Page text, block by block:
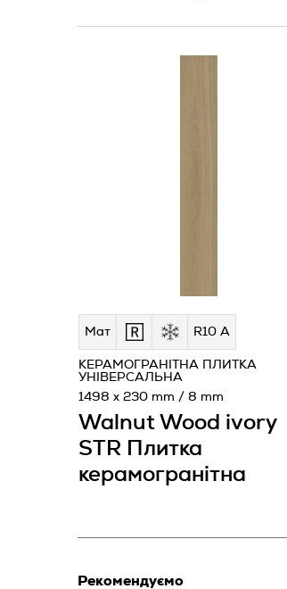
Мат R10 A
Walnut Wood ivory
STR Плитка
керамогранітна
КЕРАМОГРАНІТНА ПЛИТКА
УНІВЕРСАЛЬНА
1498 x 230 mm / 8 mm
Рекомендуємо